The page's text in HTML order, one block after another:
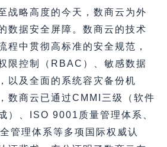
战略高度的今天，数商云为外
数据安全屏障。数商云的技术
程中贯彻高标准的安全规范，
限控制（RBAC）、敏感数据
以及全面的系统容灾备份机
数商云已通过CMMI三级（软件
）、ISO 9001质量管理体系、
管理体系等多项国际权威认